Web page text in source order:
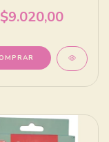
$9.020,00